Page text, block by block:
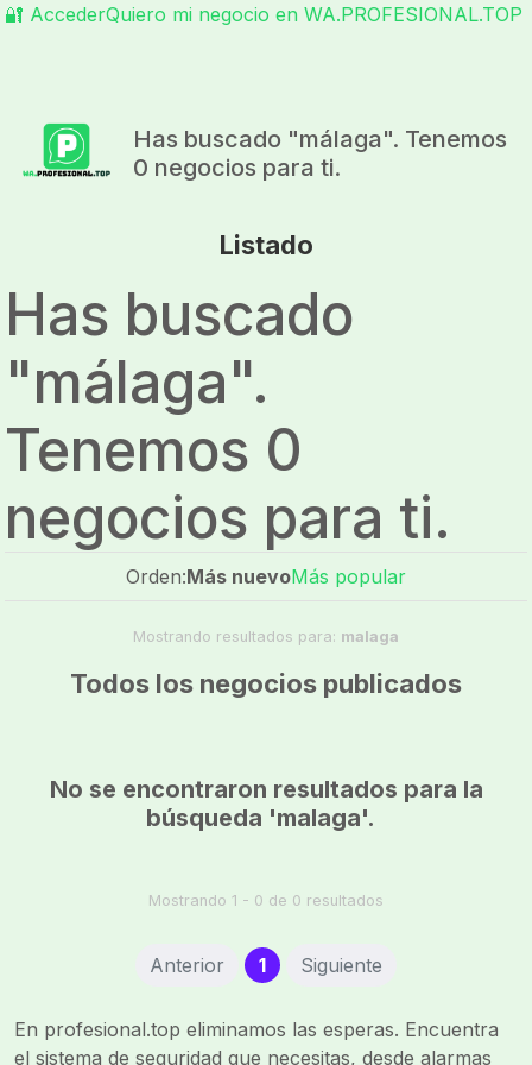
🔐 AccederQuiero mi negocio en WA.PROFESIONAL.TOP
Has buscado "málaga". Tenemos
0 negocios para ti.
Listado
Has buscado
"málaga".
Tenemos 0
negocios para ti.
Orden:Más nuevoMás popular
Mostrando resultados para: malaga
Todos los negocios publicados
No se encontraron resultados para la
búsqueda 'malaga'.
Mostrando 1 - 0 de 0 resultados
Anterior 1(current)
Siguiente
En profesional.top eliminamos las esperas. Encuentra
el sistema de seguridad que necesitas, desde alarmas